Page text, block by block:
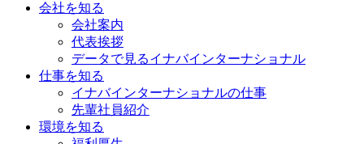
会社を知る
会社案内
代表挨拶
データで見るイナバインターナショナル
仕事を知る
イナバインターナショナルの仕事
先輩社員紹介
環境を知る